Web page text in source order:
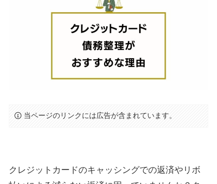
当ページのリンクには広告が含まれています。
クレジットカードのキャッシングでの返済やリボ